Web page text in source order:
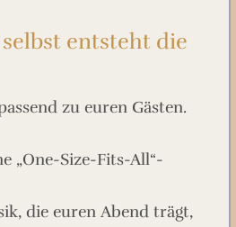
entsteht die
zu euren Gästen.
„One-Size-Fits-All“-
die euren Abend trägt,